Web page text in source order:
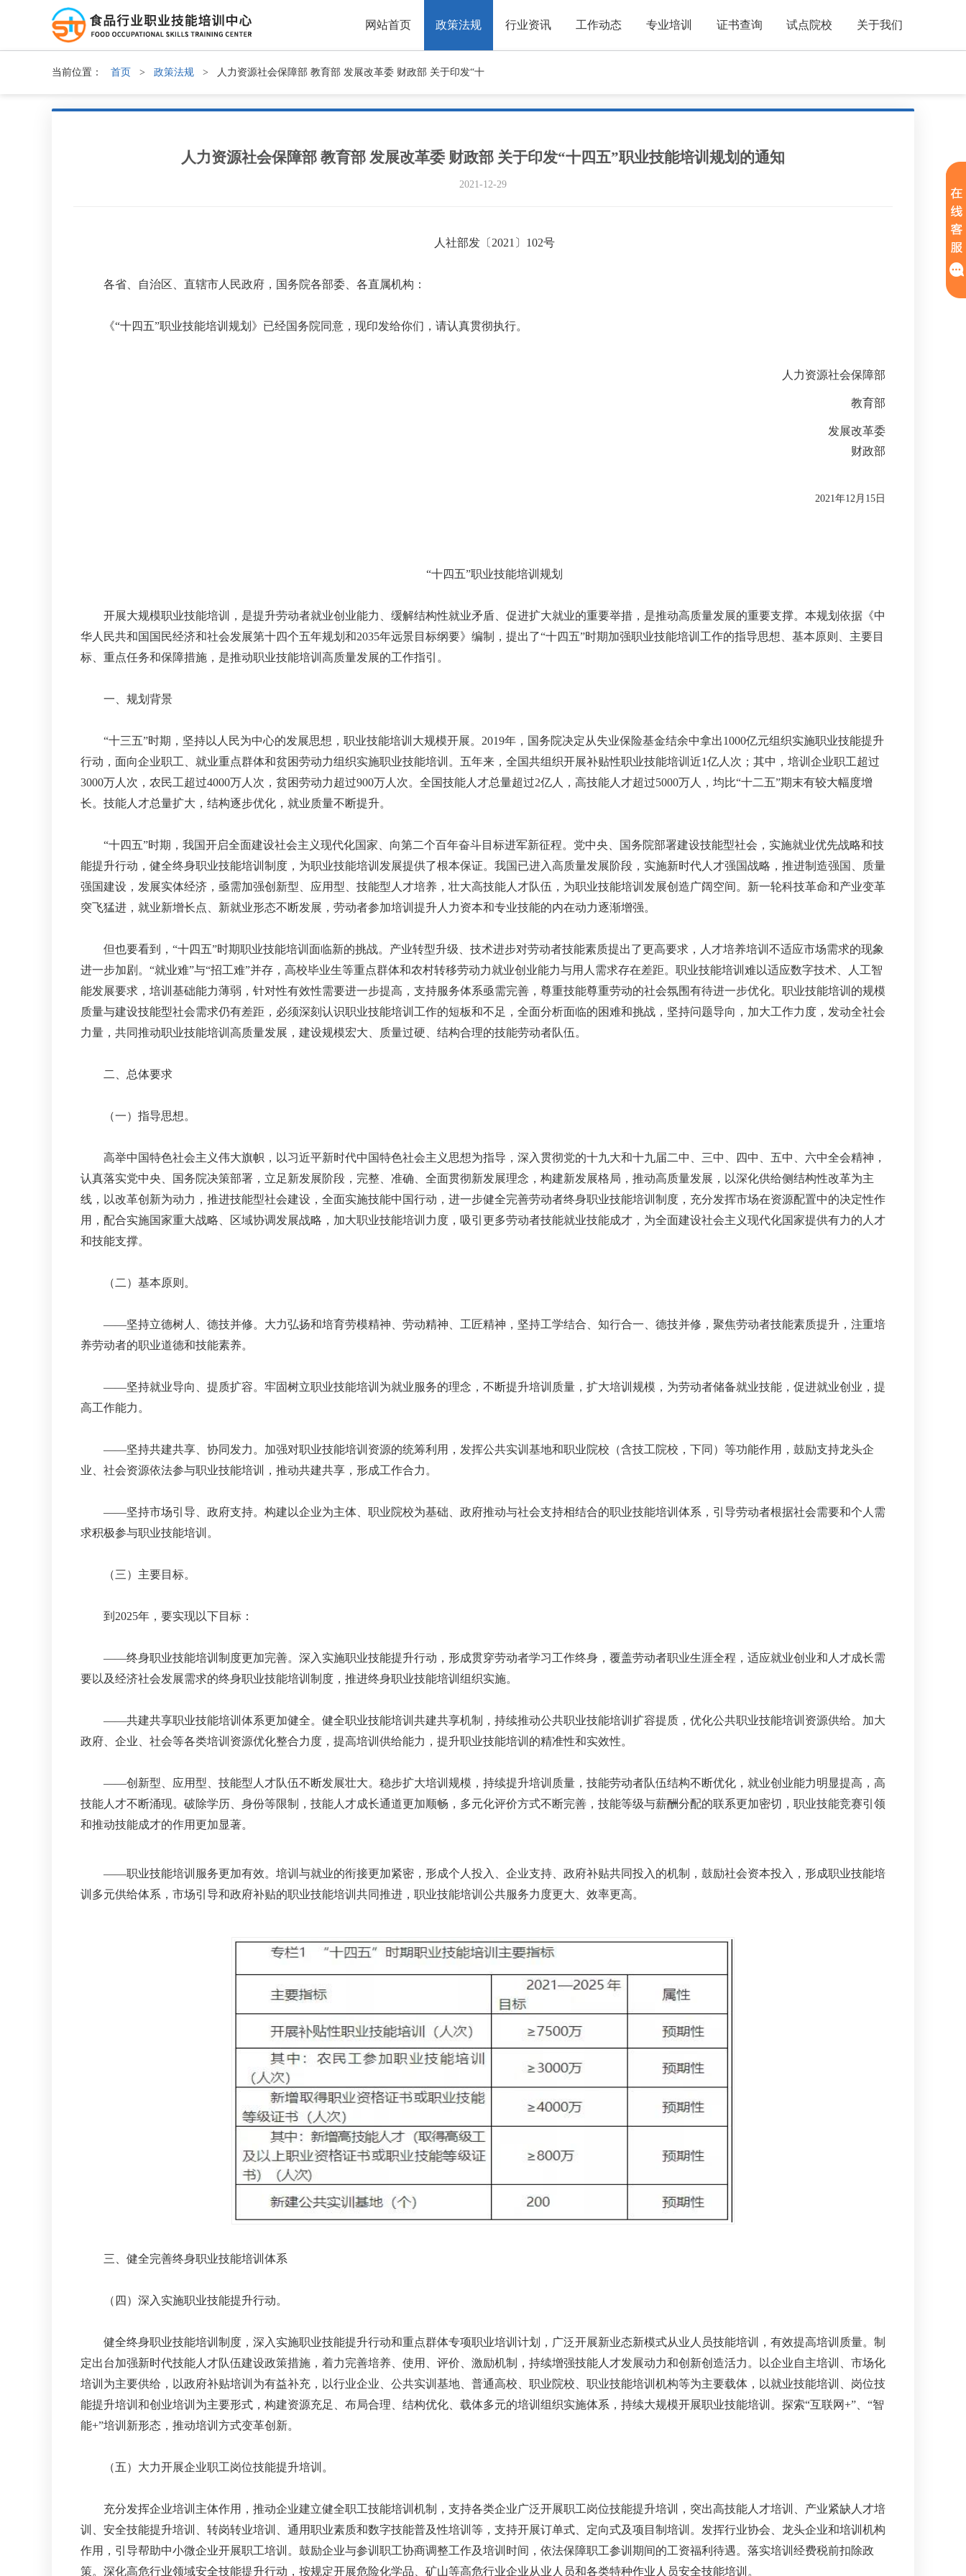
网站首页 政策法规 行业资讯 工作动态 专业培训 证书查询 试点院校 关于我们
当前位置： 首页 > 政策法规 > 人力资源社会保障部 教育部 发展改革委 财政部 关于印发“十
人力资源社会保障部 教育部 发展改革委 财政部 关于印发“十四五”职业技能培训规划的通知
2021-12-29
人社部发〔2021〕102号
各省、自治区、直辖市人民政府，国务院各部委、各直属机构：
《“十四五”职业技能培训规划》已经国务院同意，现印发给你们，请认真贯彻执行。
人力资源社会保障部
教育部
发展改革委
财政部
2021年12月15日
“十四五”职业技能培训规划
开展大规模职业技能培训，是提升劳动者就业创业能力、缓解结构性就业矛盾、促进扩大就业的重要举措，是推动高质量发展的重要支撑。本规划依据《中
华人民共和国国民经济和社会发展第十四个五年规划和2035年远景目标纲要》编制，提出了“十四五”时期加强职业技能培训工作的指导思想、基本原则、主要目
标、重点任务和保障措施，是推动职业技能培训高质量发展的工作指引。
一、规划背景
“十三五”时期，坚持以人民为中心的发展思想，职业技能培训大规模开展。2019年，国务院决定从失业保险基金结余中拿出1000亿元组织实施职业技能提升
行动，面向企业职工、就业重点群体和贫困劳动力组织实施职业技能培训。五年来，全国共组织开展补贴性职业技能培训近1亿人次；其中，培训企业职工超过
3000万人次，农民工超过4000万人次，贫困劳动力超过900万人次。全国技能人才总量超过2亿人，高技能人才超过5000万人，均比“十二五”期末有较大幅度增
长。技能人才总量扩大，结构逐步优化，就业质量不断提升。
“十四五”时期，我国开启全面建设社会主义现代化国家、向第二个百年奋斗目标进军新征程。党中央、国务院部署建设技能型社会，实施就业优先战略和技
能提升行动，健全终身职业技能培训制度，为职业技能培训发展提供了根本保证。我国已进入高质量发展阶段，实施新时代人才强国战略，推进制造强国、质量
强国建设，发展实体经济，亟需加强创新型、应用型、技能型人才培养，壮大高技能人才队伍，为职业技能培训发展创造广阔空间。新一轮科技革命和产业变革
突飞猛进，就业新增长点、新就业形态不断发展，劳动者参加培训提升人力资本和专业技能的内在动力逐渐增强。
但也要看到，“十四五”时期职业技能培训面临新的挑战。产业转型升级、技术进步对劳动者技能素质提出了更高要求，人才培养培训不适应市场需求的现象
进一步加剧。“就业难”与“招工难”并存，高校毕业生等重点群体和农村转移劳动力就业创业能力与用人需求存在差距。职业技能培训难以适应数字技术、人工智
能发展要求，培训基础能力薄弱，针对性有效性需要进一步提高，支持服务体系亟需完善，尊重技能尊重劳动的社会氛围有待进一步优化。职业技能培训的规模
质量与建设技能型社会需求仍有差距，必须深刻认识职业技能培训工作的短板和不足，全面分析面临的困难和挑战，坚持问题导向，加大工作力度，发动全社会
力量，共同推动职业技能培训高质量发展，建设规模宏大、质量过硬、结构合理的技能劳动者队伍。
二、总体要求
（一）指导思想。
高举中国特色社会主义伟大旗帜，以习近平新时代中国特色社会主义思想为指导，深入贯彻党的十九大和十九届二中、三中、四中、五中、六中全会精神，
认真落实党中央、国务院决策部署，立足新发展阶段，完整、准确、全面贯彻新发展理念，构建新发展格局，推动高质量发展，以深化供给侧结构性改革为主
线，以改革创新为动力，推进技能型社会建设，全面实施技能中国行动，进一步健全完善劳动者终身职业技能培训制度，充分发挥市场在资源配置中的决定性作
用，配合实施国家重大战略、区域协调发展战略，加大职业技能培训力度，吸引更多劳动者技能就业技能成才，为全面建设社会主义现代化国家提供有力的人才
和技能支撑。
（二）基本原则。
——坚持立德树人、德技并修。大力弘扬和培育劳模精神、劳动精神、工匠精神，坚持工学结合、知行合一、德技并修，聚焦劳动者技能素质提升，注重培
养劳动者的职业道德和技能素养。
——坚持就业导向、提质扩容。牢固树立职业技能培训为就业服务的理念，不断提升培训质量，扩大培训规模，为劳动者储备就业技能，促进就业创业，提
高工作能力。
——坚持共建共享、协同发力。加强对职业技能培训资源的统筹利用，发挥公共实训基地和职业院校（含技工院校，下同）等功能作用，鼓励支持龙头企
业、社会资源依法参与职业技能培训，推动共建共享，形成工作合力。
——坚持市场引导、政府支持。构建以企业为主体、职业院校为基础、政府推动与社会支持相结合的职业技能培训体系，引导劳动者根据社会需要和个人需
求积极参与职业技能培训。
（三）主要目标。
到2025年，要实现以下目标：
——终身职业技能培训制度更加完善。深入实施职业技能提升行动，形成贯穿劳动者学习工作终身，覆盖劳动者职业生涯全程，适应就业创业和人才成长需
要以及经济社会发展需求的终身职业技能培训制度，推进终身职业技能培训组织实施。
——共建共享职业技能培训体系更加健全。健全职业技能培训共建共享机制，持续推动公共职业技能培训扩容提质，优化公共职业技能培训资源供给。加大
政府、企业、社会等各类培训资源优化整合力度，提高培训供给能力，提升职业技能培训的精准性和实效性。
——创新型、应用型、技能型人才队伍不断发展壮大。稳步扩大培训规模，持续提升培训质量，技能劳动者队伍结构不断优化，就业创业能力明显提高，高
技能人才不断涌现。破除学历、身份等限制，技能人才成长通道更加顺畅，多元化评价方式不断完善，技能等级与薪酬分配的联系更加密切，职业技能竞赛引领
和推动技能成才的作用更加显著。
——职业技能培训服务更加有效。培训与就业的衔接更加紧密，形成个人投入、企业支持、政府补贴共同投入的机制，鼓励社会资本投入，形成职业技能培
训多元供给体系，市场引导和政府补贴的职业技能培训共同推进，职业技能培训公共服务力度更大、效率更高。
三、健全完善终身职业技能培训体系
（四）深入实施职业技能提升行动。
健全终身职业技能培训制度，深入实施职业技能提升行动和重点群体专项职业培训计划，广泛开展新业态新模式从业人员技能培训，有效提高培训质量。制
定出台加强新时代技能人才队伍建设政策措施，着力完善培养、使用、评价、激励机制，持续增强技能人才发展动力和创新创造活力。以企业自主培训、市场化
培训为主要供给，以政府补贴培训为有益补充，以行业企业、公共实训基地、普通高校、职业院校、职业技能培训机构等为主要载体，以就业技能培训、岗位技
能提升培训和创业培训为主要形式，构建资源充足、布局合理、结构优化、载体多元的培训组织实施体系，持续大规模开展职业技能培训。探索“互联网+”、“智
能+”培训新形态，推动培训方式变革创新。
（五）大力开展企业职工岗位技能提升培训。
充分发挥企业培训主体作用，推动企业建立健全职工技能培训机制，支持各类企业广泛开展职工岗位技能提升培训，突出高技能人才培训、产业紧缺人才培
训、安全技能提升培训、转岗转业培训、通用职业素质和数字技能普及性培训等，支持开展订单式、定向式及项目制培训。发挥行业协会、龙头企业和培训机构
作用，引导帮助中小微企业开展职工培训。鼓励企业与参训职工协商调整工作及培训时间，依法保障职工参训期间的工资福利待遇。落实培训经费税前扣除政
策。深化高危行业领域安全技能提升行动，按规定开展危险化学品、矿山等高危行业企业从业人员和各类特种作业人员安全技能培训。